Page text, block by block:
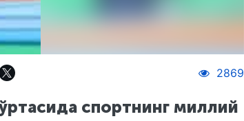
2869
спортнинг миллий